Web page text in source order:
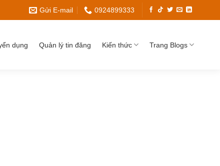
Gửi E-mail 0924899333
dụng Quản lý tin đăng Kiến thức Trang Blogs